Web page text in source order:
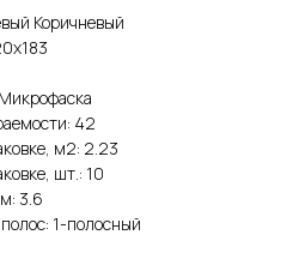
Коричневый
42
м2: 2.23
шт.: 10
3.6
1-полосный